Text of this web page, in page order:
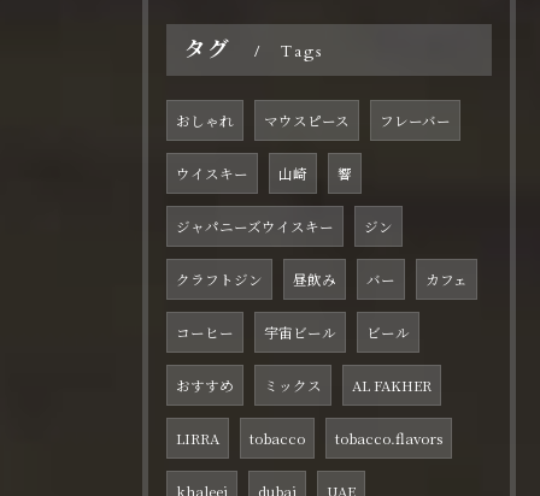
タグ Tags
おしゃれ マウスピース フレーバー
ウイスキー 山崎 響
ジャパニーズウイスキー ジン
クラフトジン 昼飲み バー カフェ
コーヒー 宇宙ビール ビール
おすすめ ミックス AL FAKHER
LIRRA tobacco tobacco.flavors
khaleej dubai UAE